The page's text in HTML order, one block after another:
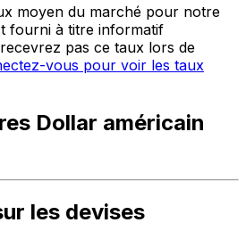
moyen du marché pour notre
fourni à titre informatif
pas ce taux lors de
vous pour voir les taux
Dollar américain
les devises